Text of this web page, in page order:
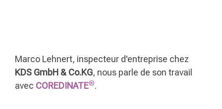
Marco Lehnert, inspecteur d'entreprise chez
KDS GmbH & Co.KG, nous parle de son travail
avec COREDINATE®.